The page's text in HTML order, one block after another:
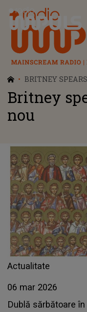
Radio Impuls
BRITNEY
Britney
nou
Actualitate
06 mar 2026
Dublă sărbătoare în